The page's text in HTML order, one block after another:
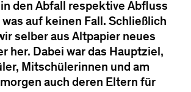
in den Abfall respektive Abfluss
auf keinen Fall. Schließlich
selber aus Altpapier neues
her. Dabei war das Hauptziel,
Mitschülerinnen und am
auch deren Eltern für